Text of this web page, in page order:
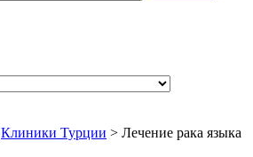
Клиники Турции > Лечение рака языка